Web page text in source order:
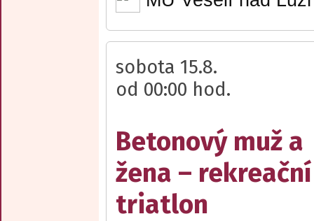
sobota 15.8.
od 00:00 hod.
Betonový muž a
žena – rekreační
triatlon